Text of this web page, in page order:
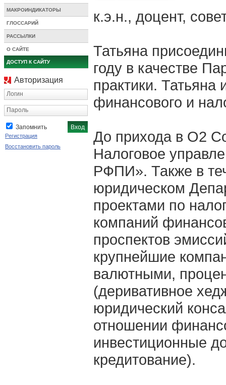
МАКРОИНДИКАТОРЫ
ГЛОССАРИЙ
РАССЫЛКИ
О САЙТЕ
ДОСТУП К САЙТУ
Авторизация
Логин
Пароль
Запомнить
Регистрация
Восстановить пароль
к.э.н., доцент,
Татьяна
году в качестве
практики.
финансового и
До прихода в О2
Налоговое
РФПИ». Также в
юридическом
проектами по
компаний
проспектов
крупнейшие
валютными,
(деривативное
юридический
отношении
инвестиционные
кредитование).